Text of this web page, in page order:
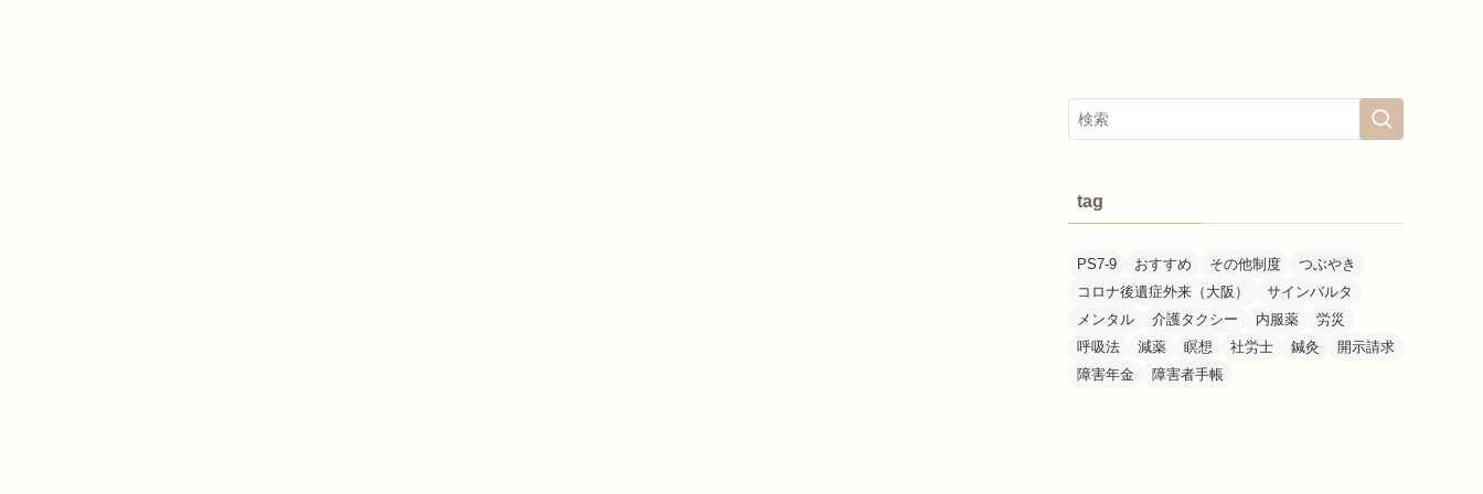
tag
PS7-9 おすすめ その他制度
つぶやき
コロナ後遺症外来（大阪）
サインバルタ
メンタル
介護タクシー 内服薬
労災
呼吸法
減薬 瞑想 社労士 鍼灸
開示請求
障害年金
障害者手帳